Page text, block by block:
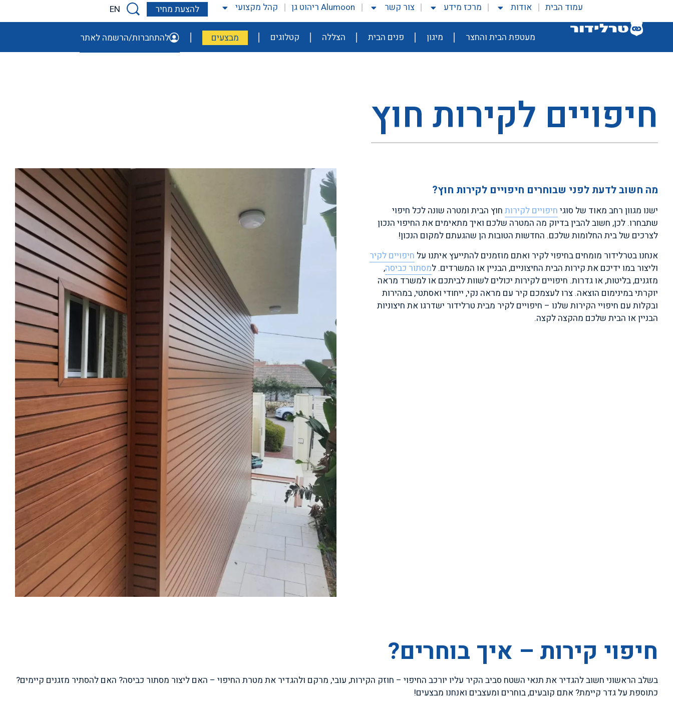
עמוד הבית אודות מרכז מידע צור קשר Alumoon ריהוט גן קהל מקצועי להצעת מחיר EN
מעטפת הבית והחצר מיגון פנים הבית הצללה קטלוגים מבצעים להתחברות/הרשמה לאתר
חיפויים לקירות חוץ
מה חשוב לדעת לפני שבוחרים חיפויים לקירות חוץ?
ישנו מגוון רחב מאוד של סוגי חיפויים לקירות חוץ הבית ומטרה שונה לכל חיפוי
שתבחרו. לכן, חשוב להבין בדיוק מה המטרה שלכם ואיך מתאימים את החיפוי הנכון
לצרכים של בית החלומות שלכם. החדשות הטובות הן שהגעתם למקום הנכון!
אנחנו בטרלידור מומחים בחיפוי לקיר ואתם מוזמנים להתייעץ איתנו על חיפויים לקיר
וליצור במו ידיכם את קירות הבית החיצוניים, הבניין או המשרדים. למסתור כביסה,
מזגנים, בליטות, או גדרות. חיפויים לקירות יכולים לשוות לביתכם או למשרד מראה
יוקרתי במינימום הוצאה. צרו לעצמכם קיר עם מראה נקי, ייחודי ואסתטי, במהירות
ובקלות עם חיפויי הקירות שלנו – חיפויים לקיר מבית טרלידור ישדרגו את חיצוניות
הבניין או הבית שלכם מהקצה לקצה.
חיפוי קירות – איך בוחרים?
בשלב הראשוני חשוב להגדיר את תנאי השטח סביב הקיר עליו יורכב החיפוי – חוזק הקירות, עובי, מרקם ולהגדיר את מטרת החיפוי – האם ליצור מסתור כביסה? האם להסתיר מזגנים קיימים?
כתוספת על גדר קיימת? אתם קובעים, בוחרים ומעצבים ואנחנו מבצעים!